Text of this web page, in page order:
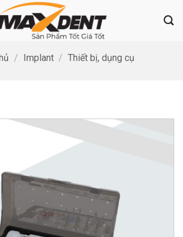
/ Implant / Thiết bị, dụng cụ